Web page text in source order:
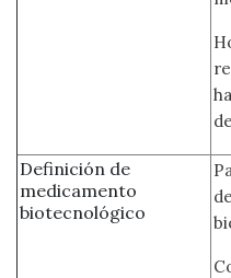
Definición de
medicamento
biotecnológico